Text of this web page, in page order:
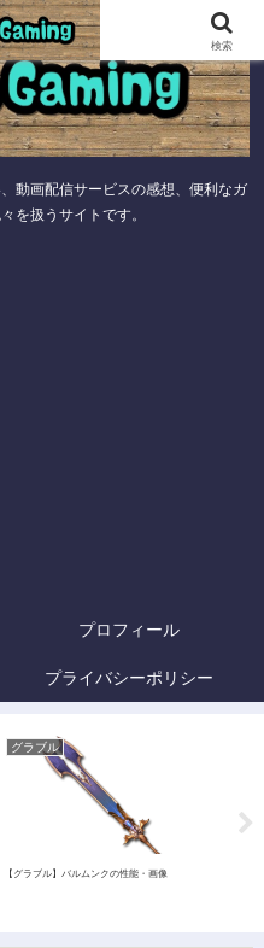
動画配信サービスの感想、便利なガ
を扱うサイトです。
プロフィール
プライバシーポリシー
グラブル
【グラブル】バルムンクの性能・画像
検索